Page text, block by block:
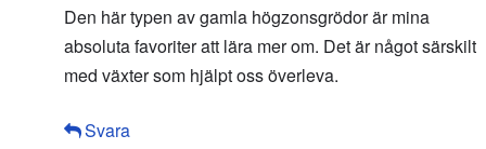
Den här typen av gamla högzonsgrödor är mina
absoluta favoriter att lära mer om. Det är något särskilt
med växter som hjälpt oss överleva.
Svara